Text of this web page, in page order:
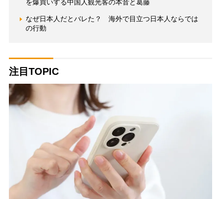
を爆買いする中国人観光客の本音と葛藤
なぜ日本人だとバレた？ 海外で目立つ日本人ならでは
の行動
注目TOPIC